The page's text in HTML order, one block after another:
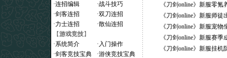
·连招编辑 ·战斗技巧
·剑客连招 ·双刀连招
·力士连招 ·散仙连招
【游戏竞技】
·系统简介 · 入门操作
·剑客竞技宝典 ·游侠竞技宝典
《刀剑online》新服零
《刀剑online》新服师
《刀剑online》新服宠
《刀剑online》新服赛
《刀剑online》新服挂